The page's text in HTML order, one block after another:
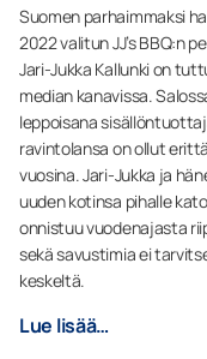
Suomen parhaimmaksi
2022 valitun JJ’s BBQ:n
Jari-Jukka Kallunki on
median kanavissa.
leppoisana
ravintolansa on ollut
vuosina. Jari-Jukka ja
uuden kotinsa pihalle
onnistuu vuodenajasta
sekä savustimia ei
keskeltä.
Lue lisää…